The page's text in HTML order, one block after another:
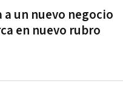
un nuevo negocio
en nuevo rubro